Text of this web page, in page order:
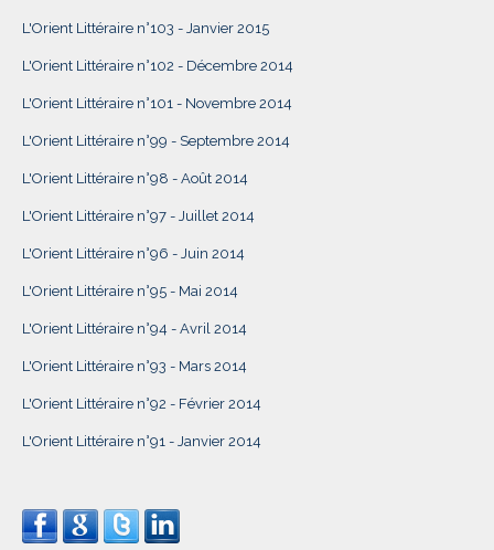
L'Orient Littéraire n°103 - Janvier 2015
L'Orient Littéraire n°102 - Décembre 2014
L'Orient Littéraire n°101 - Novembre 2014
L'Orient Littéraire n°99 - Septembre 2014
L'Orient Littéraire n°98 - Août 2014
L'Orient Littéraire n°97 - Juillet 2014
L'Orient Littéraire n°96 - Juin 2014
L'Orient Littéraire n°95 - Mai 2014
L'Orient Littéraire n°94 - Avril 2014
L'Orient Littéraire n°93 - Mars 2014
L'Orient Littéraire n°92 - Février 2014
L'Orient Littéraire n°91 - Janvier 2014